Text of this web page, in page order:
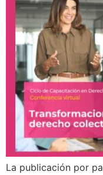
La publicación por